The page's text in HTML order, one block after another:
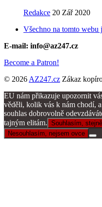
Redakce 20 Zář 2020
Všechno na tomto webu
E-mail: info@az247.cz
Become a Patron!
© 2026 AZ247.cz Zákaz
EU nám přikazuje upozornit
věděli, kolik vás k nám chodí,
souhlas dobrovolně
tajným elitám. Souhlasím,
Nesouhlasím, nejsem ovce